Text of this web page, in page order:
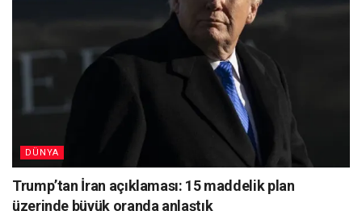
DÜNYA
Trump’tan İran açıklaması: 15 maddelik plan
üzerinde büyük oranda anlaştık